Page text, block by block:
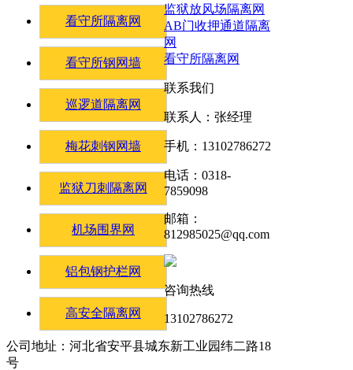
看守所隔离网
看守所钢网墙
巡逻道隔离网
梅花刺钢网墙
监狱刀刺隔离网
机场围界网
铝包钢护栏网
高安全隔离网
监狱放风场隔离网
AB门收押通道隔离
网
看守所隔离网
联系我们
联系人：张经理
手机：13102786272
电话：0318-
7859098
邮箱：
812985025@qq.com
咨询热线
13102786272
公司地址：河北省安平县城东新工业园纬二路18
号